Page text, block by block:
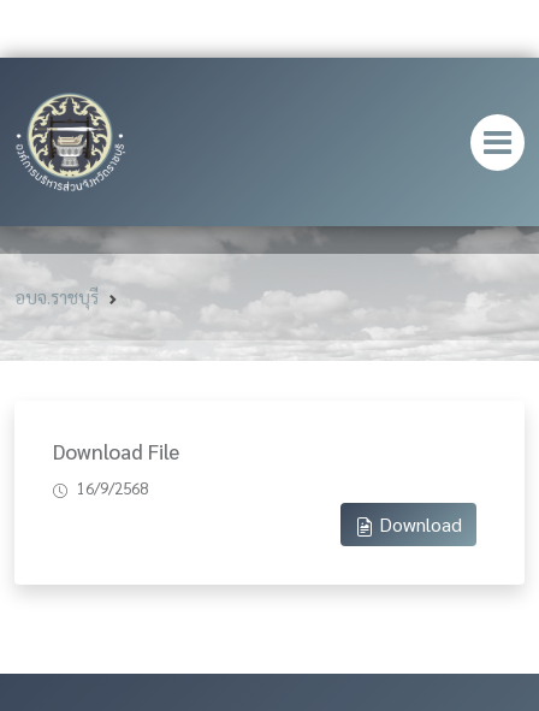
อบจ.ราชบุรี
Download File
16/9/2568
Download